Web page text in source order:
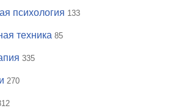
психология 133
техника 85
335
270